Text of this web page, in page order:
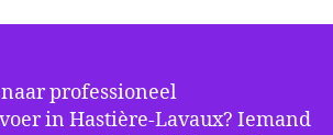
professioneel
in Hastière-Lavaux? Iemand